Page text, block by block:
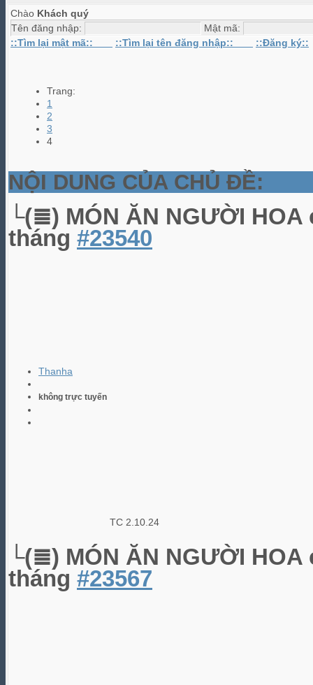
Chào Khách quý
Tên đăng nhập:
Mật mã:
::Tìm lại mật mã::
::Tìm lại tên đăng nhập:: ::Đăng ký::
Trang:
1
2
3
4
NỘI DUNG CỦA CHỦ ĐỀ:
└(≣) MÓN ĂN NGƯỜI HOA
tháng #23540
Thanha
không trực tuyến
TC 2.10.24
└(≣) MÓN ĂN NGƯỜI HOA
tháng #23567